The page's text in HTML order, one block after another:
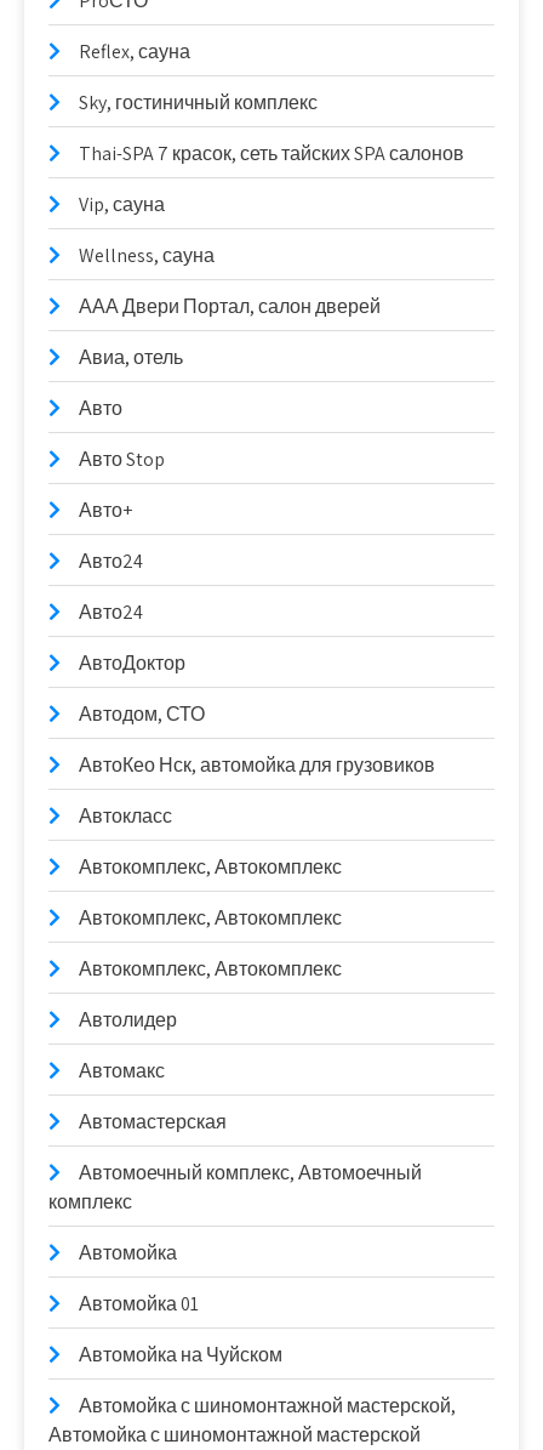
Reflex, сауна
Sky, гостиничный комплекс
Thai-SPA 7 красок, сеть тайских SPA салонов
Vip, сауна
Wellness, сауна
ААА Двери Портал, салон дверей
Авиа, отель
Авто
Авто Stop
Авто+
Авто24
Авто24
АвтоДоктор
Автодом, СТО
АвтоКео Нск, автомойка для грузовиков
Автокласс
Автокомплекс, Автокомплекс
Автокомплекс, Автокомплекс
Автокомплекс, Автокомплекс
Автолидер
Автомакс
Автомастерская
Автомоечный комплекс, Автомоечный
комплекс
Автомойка
Автомойка 01
Автомойка на Чуйском
Автомойка с шиномонтажной мастерской,
Автомойка с шиномонтажной мастерской